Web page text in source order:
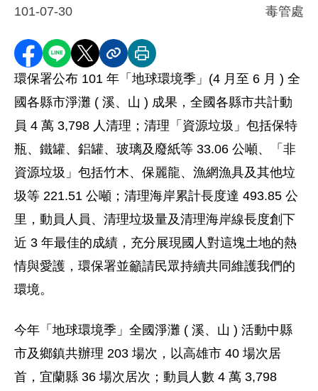
101-07-30 毒管處
分享至 Facebook
分享到 LINE
分享到 X分享內容連結
列印本頁
環保署公布 101 年「地球環境季」(4 月至 6 月 ) 全
國各縣市淨灘 ( 溪、山 ) 成果，全國各縣市共計動
員 4 萬 3,798 人清理；清理「資源垃圾」包括保特
瓶、鐵罐、鋁罐、玻璃及廢紙等 33.06 公噸、「非
資源垃圾」包括竹木、保麗龍、漁網漁具及其他垃
圾等 221.51 公噸；清理海岸累計長度達 493.85 公
里，動員人員、清理垃圾量及清理海岸線長度創下
近 3 年最佳的成績，充分展現國人對這塊土地的熱
情與愛護，環保署並籲請民眾持續共同維護我們的
環境。
今年「地球環境季」全國淨灘 ( 溪、山 ) 活動中縣
市及鄉鎮共辦理 203 場次，以高雄市 40 場次居
首，宜蘭縣 36 場次居次；動員人數 4 萬 3,798